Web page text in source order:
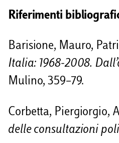
Riferimenti
Barisione, Mauro,
Italia: 1968-2008.
Mulino, 359–79.
Corbetta, Piergiorgio,
delle consultazioni